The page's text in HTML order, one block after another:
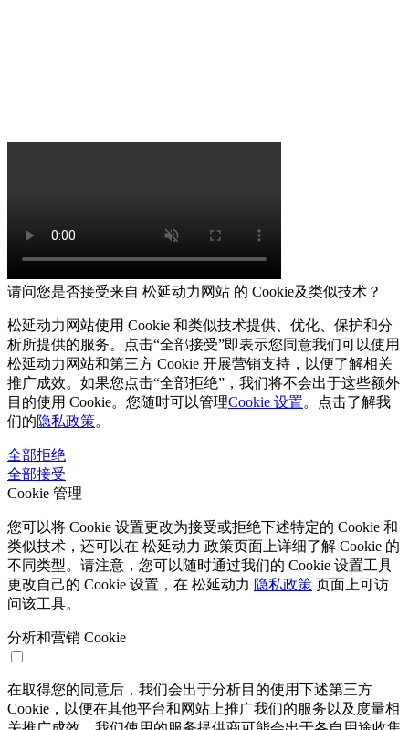
请问您是否接受来自 松延动力网站 的 Cookie及类似技术？
松延动力网站使用 Cookie 和类似技术提供、优化、保护和分
析所提供的服务。点击“全部接受”即表示您同意我们可以使用
松延动力网站和第三方 Cookie 开展营销支持，以便了解相关
推广成效。如果您点击“全部拒绝”，我们将不会出于这些额外
目的使用 Cookie。您随时可以管理Cookie 设置。点击了解我
们的隐私政策。
全部拒绝
全部接受
Cookie 管理
您可以将 Cookie 设置更改为接受或拒绝下述特定的 Cookie 和
类似技术，还可以在 松延动力 政策页面上详细了解 Cookie 的
不同类型。请注意，您可以随时通过我们的 Cookie 设置工具
更改自己的 Cookie 设置，在 松延动力 隐私政策 页面上可访
问该工具。
分析和营销 Cookie
在取得您的同意后，我们会出于分析目的使用下述第三方
Cookie，以便在其他平台和网站上推广我们的服务以及度量相